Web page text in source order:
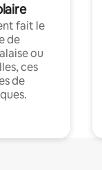
fait le
de
ou
ces
de